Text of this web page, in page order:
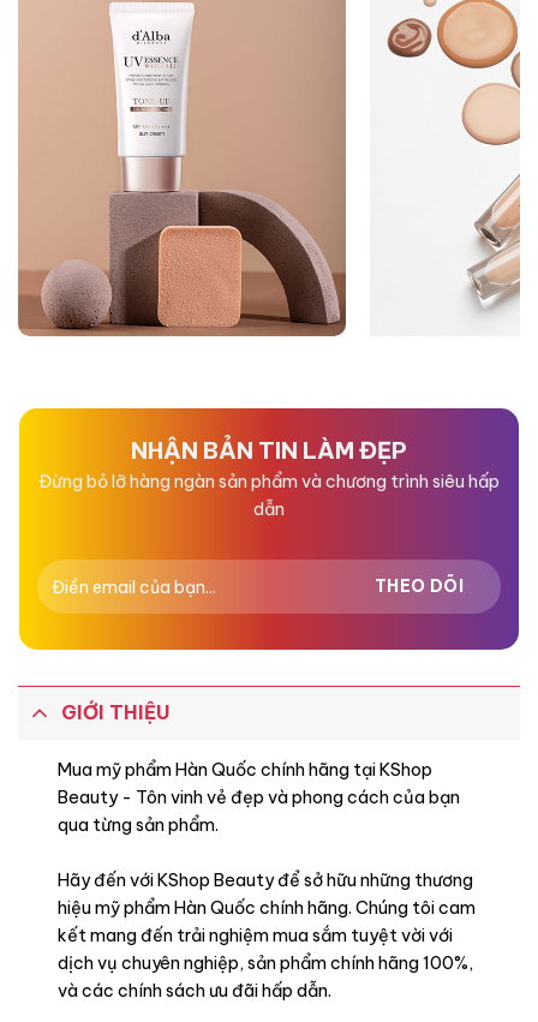
NHẬN BẢN TIN LÀM ĐẸP
Đừng bỏ lỡ hàng ngàn sản phẩm và chương trình siêu hấp
dẫn
GIỚI THIỆU
Mua mỹ phẩm Hàn Quốc chính hãng tại KShop
Beauty - Tôn vinh vẻ đẹp và phong cách của bạn
qua từng sản phẩm.
Hãy đến với KShop Beauty để sở hữu những thương
hiệu mỹ phẩm Hàn Quốc chính hãng. Chúng tôi cam
kết mang đến trải nghiệm mua sắm tuyệt vời với
dịch vụ chuyên nghiệp, sản phẩm chính hãng 100%,
và các chính sách ưu đãi hấp dẫn.